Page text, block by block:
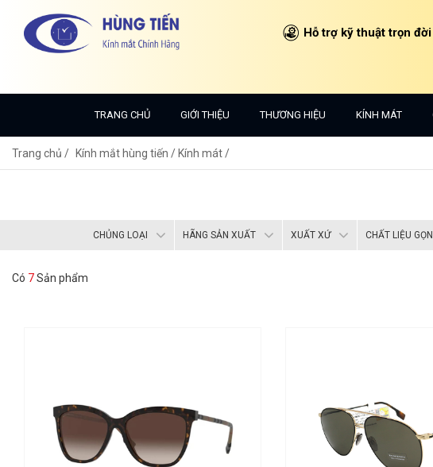
Hỗ trợ kỹ thuật trọn đời
TRANG CHỦ GIỚI THIỆU THƯƠNG HIỆU KÍNH MÁT
Trang chủ Kính mắt hùng tiến / Kính mát /
CHỦNG LOẠI HÃNG SẢN XUẤT XUẤT XỨ CHẤT LIỆU
Có 7Sản phẩm